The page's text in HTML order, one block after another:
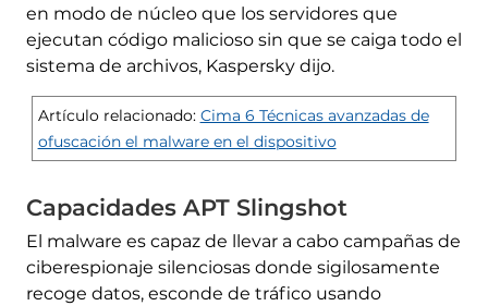
en modo de núcleo que los servidores que
ejecutan código malicioso sin que se caiga todo el
sistema de archivos, Kaspersky dijo.
Artículo relacionado: Cima 6 Técnicas avanzadas de
ofuscación el malware en el dispositivo
Capacidades APT Slingshot
El malware es capaz de llevar a cabo campañas de
ciberespionaje silenciosas donde sigilosamente
recoge datos, esconde de tráfico usando